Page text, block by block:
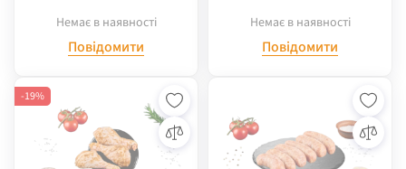
Немає в наявності
Повідомити
Немає в наявності
Повідомити
-19%